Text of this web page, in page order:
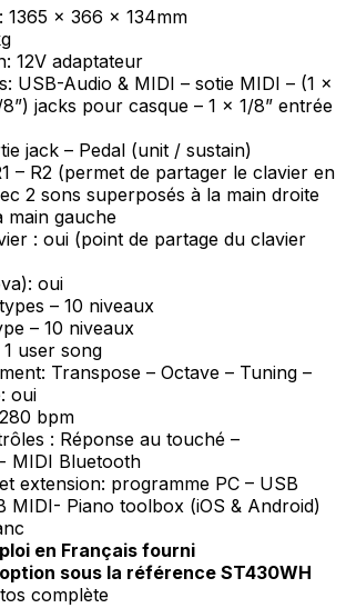
1365 x 366 x 134mm
12V adaptateur
USB-Audio & MIDI – sotie MIDI – (1 x
jacks pour casque – 1 x 1/8” entrée
jack – Pedal (unit / sustain)
– R2 (permet de partager le clavier en
2 sons superposés à la main droite
main gauche
: oui (point de partage du clavier
oui
– 10 niveaux
– 10 niveaux
user song
Transpose – Octave – Tuning –
oui
bpm
: Réponse au touché –
MIDI Bluetooth
extension: programme PC – USB
MIDI- Piano toolbox (iOS & Android)
en Français fourni
sous la référence ST430WH
complète